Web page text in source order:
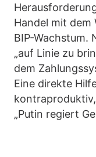
Handel mit dem
BIP-Wachstum.
„auf Linie zu
dem
Eine direkte
„Putin regiert